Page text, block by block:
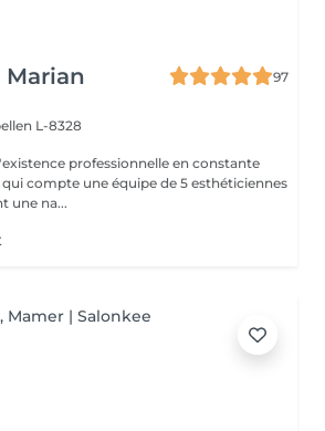
Marian
97
L-8328
professionnelle en constante
compte une équipe de 5 esthéticiennes
une na...